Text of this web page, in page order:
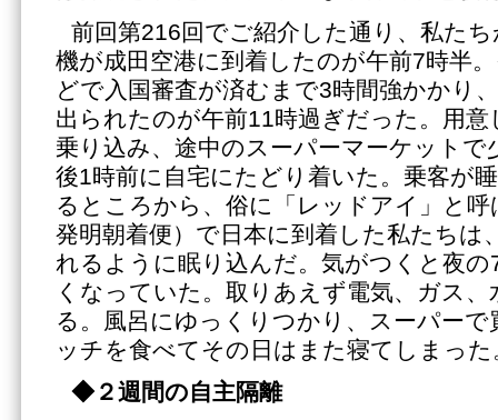
前回第216回でご紹介した通り、私た
機が成田空港に到着したのが午前7時半
どで入国審査が済むまで3時間強かかり
出られたのが午前11時過ぎだった。用
乗り込み、途中のスーパーマーケットで
後1時前に自宅にたどり着いた。乗客が
るところから、俗に「レッドアイ」と呼
発明朝着便）で日本に到着した私たちは
れるように眠り込んだ。気がつくと夜
くなっていた。取りあえず電気、ガス
る。風呂にゆっくりつかり、スーパー
ッチを食べてその日はまた寝てしまった
◆２週間の自主隔離